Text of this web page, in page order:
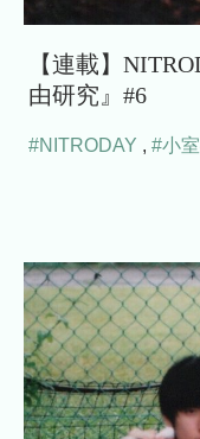
【連載】
由研究』#6
#NITRODAY , #小